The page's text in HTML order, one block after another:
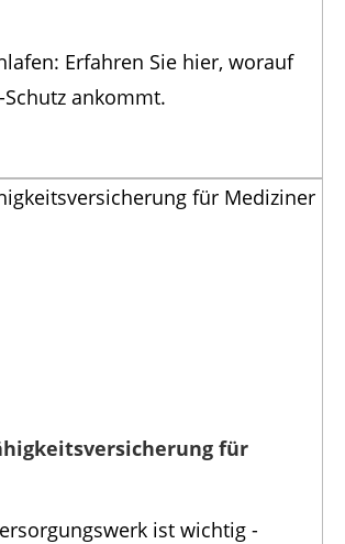
Erfahren Sie hier, worauf
ankommt.
für
ist wichtig -